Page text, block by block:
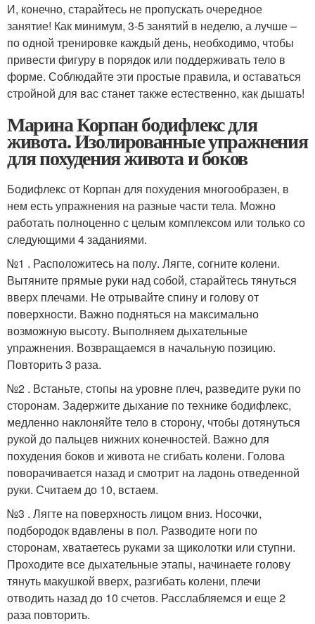
И, конечно, старайтесь не пропускать очередное
занятие! Как минимум, 3-5 занятий в неделю, а лучше –
по одной тренировке каждый день, необходимо, чтобы
привести фигуру в порядок или поддерживать тело в
форме. Соблюдайте эти простые правила, и оставаться
стройной для вас станет также естественно, как дышать!
Марина Корпан бодифлекс для
живота. Изолированные упражнения
для похудения живота и боков
Бодифлекс от Корпан для похудения многообразен, в
нем есть упражнения на разные части тела. Можно
работать полноценно с целым комплексом или только со
следующими 4 заданиями.
№1 . Расположитесь на полу. Лягте, согните колени.
Вытяните прямые руки над собой, старайтесь тянуться
вверх плечами. Не отрывайте спину и голову от
поверхности. Важно подняться на максимально
возможную высоту. Выполняем дыхательные
упражнения. Возвращаемся в начальную позицию.
Повторить 3 раза.
№2 . Встаньте, стопы на уровне плеч, разведите руки по
сторонам. Задержите дыхание по технике бодифлекс,
медленно наклоняйте тело в сторону, чтобы дотянуться
рукой до пальцев нижних конечностей. Важно для
похудения боков и живота не сгибать колени. Голова
поворачивается назад и смотрит на ладонь отведенной
руки. Считаем до 10, встаем.
№3 . Лягте на поверхность лицом вниз. Носочки,
подбородок вдавлены в пол. Разводите ноги по
сторонам, хватаетесь руками за щиколотки или ступни.
Проходите все дыхательные этапы, начинаете голову
тянуть макушкой вверх, разгибать колени, плечи
отводить назад до 10 счетов. Расслабляемся и еще 2
раза повторить.